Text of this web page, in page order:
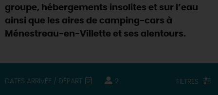
CE WEEK-END
groupe, hébergements insolites et sur l’eau
ainsi que les aires de camping-cars à
Ménestreau-en-Villette et ses alentours.
DATES ARRIVÉE / DÉPART 2 FILTRES